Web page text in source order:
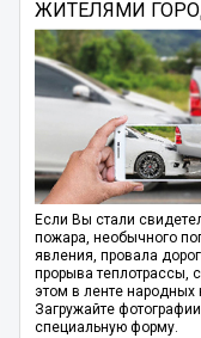
ЖИТЕЛЯМИ
Если Вы стали
пожара, необычного
явления, провала
прорыва теплотрассы,
этом в ленте народных
Загружайте
специальную форму.